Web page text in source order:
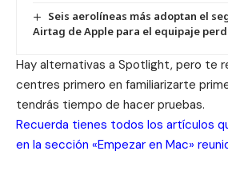
Seis aerolíneas más adoptan el
Airtag de Apple para el equipaje
Hay alternativas a Spotlight, pero te
centres primero en familiarizarte
tendrás tiempo de hacer pruebas.
Recuerda tienes todos los artículos
en la sección «Empezar en Mac»